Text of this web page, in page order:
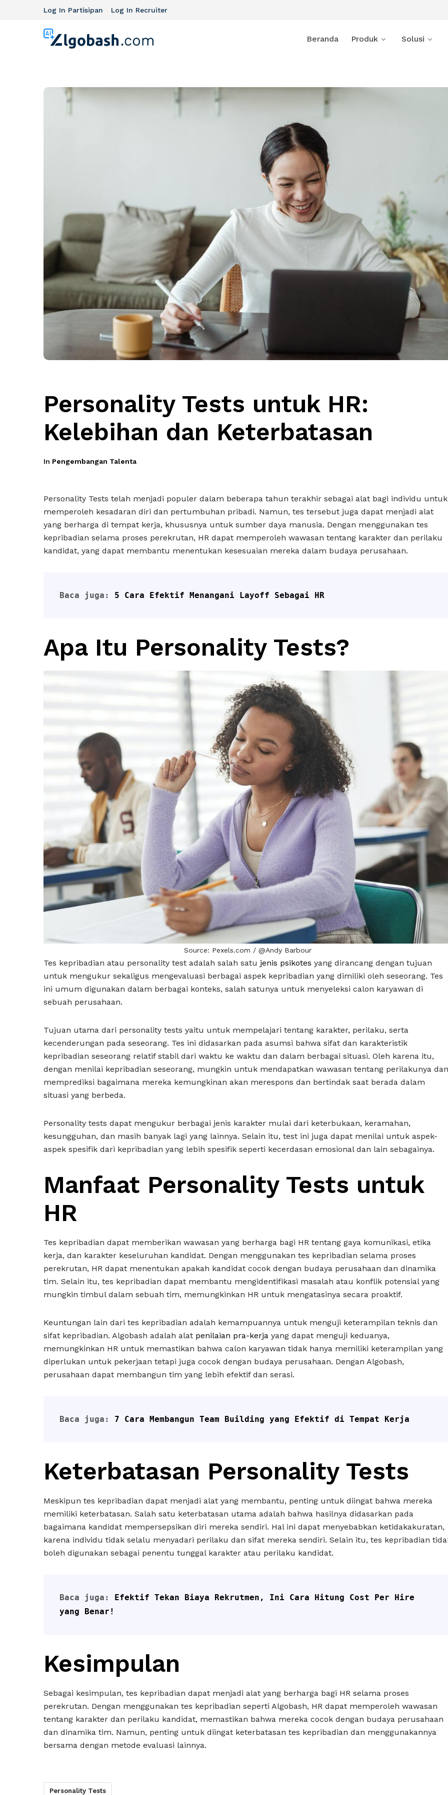
Log In Partisipan Log In Recruiter
Beranda Produk Solusi
Personality Tests untuk HR:
Kelebihan dan Keterbatasan
In Pengembangan Talenta
Personality Tests telah menjadi populer dalam beberapa tahun terakhir sebagai alat bagi individu untuk
memperoleh kesadaran diri dan pertumbuhan pribadi. Namun, tes tersebut juga dapat menjadi alat
yang berharga di tempat kerja, khususnya untuk sumber daya manusia. Dengan menggunakan tes
kepribadian selama proses perekrutan, HR dapat memperoleh wawasan tentang karakter dan perilaku
kandidat, yang dapat membantu menentukan kesesuaian mereka dalam budaya perusahaan.
Baca juga: 5 Cara Efektif Menangani Layoff Sebagai HR
Apa Itu Personality Tests?
Source: Pexels.com / @Andy Barbour
Tes kepribadian atau personality test adalah salah satu jenis psikotes yang dirancang dengan tujuan
untuk mengukur sekaligus mengevaluasi berbagai aspek kepribadian yang dimiliki oleh seseorang. Tes
ini umum digunakan dalam berbagai konteks, salah satunya untuk menyeleksi calon karyawan di
sebuah perusahaan.
Tujuan utama dari personality tests yaitu untuk mempelajari tentang karakter, perilaku, serta
kecenderungan pada seseorang. Tes ini didasarkan pada asumsi bahwa sifat dan karakteristik
kepribadian seseorang relatif stabil dari waktu ke waktu dan dalam berbagai situasi. Oleh karena itu,
dengan menilai kepribadian seseorang, mungkin untuk mendapatkan wawasan tentang perilakunya dan
memprediksi bagaimana mereka kemungkinan akan merespons dan bertindak saat berada dalam
situasi yang berbeda.
Personality tests dapat mengukur berbagai jenis karakter mulai dari keterbukaan, keramahan,
kesungguhan, dan masih banyak lagi yang lainnya. Selain itu, test ini juga dapat menilai untuk aspek-
aspek spesifik dari kepribadian yang lebih spesifik seperti kecerdasan emosional dan lain sebagainya.
Manfaat Personality Tests untuk
HR
Tes kepribadian dapat memberikan wawasan yang berharga bagi HR tentang gaya komunikasi, etika
kerja, dan karakter keseluruhan kandidat. Dengan menggunakan tes kepribadian selama proses
perekrutan, HR dapat menentukan apakah kandidat cocok dengan budaya perusahaan dan dinamika
tim. Selain itu, tes kepribadian dapat membantu mengidentifikasi masalah atau konflik potensial yang
mungkin timbul dalam sebuah tim, memungkinkan HR untuk mengatasinya secara proaktif.
Keuntungan lain dari tes kepribadian adalah kemampuannya untuk menguji keterampilan teknis dan
sifat kepribadian. Algobash adalah alat penilaian pra-kerja yang dapat menguji keduanya,
memungkinkan HR untuk memastikan bahwa calon karyawan tidak hanya memiliki keterampilan yang
diperlukan untuk pekerjaan tetapi juga cocok dengan budaya perusahaan. Dengan Algobash,
perusahaan dapat membangun tim yang lebih efektif dan serasi.
Baca juga: 7 Cara Membangun Team Building yang Efektif di Tempat Kerja
Keterbatasan Personality Tests
Meskipun tes kepribadian dapat menjadi alat yang membantu, penting untuk diingat bahwa mereka
memiliki keterbatasan. Salah satu keterbatasan utama adalah bahwa hasilnya didasarkan pada
bagaimana kandidat mempersepsikan diri mereka sendiri. Hal ini dapat menyebabkan ketidakakuratan,
karena individu tidak selalu menyadari perilaku dan sifat mereka sendiri. Selain itu, tes kepribadian
boleh digunakan sebagai penentu tunggal karakter atau perilaku kandidat.
Baca juga: Efektif Tekan Biaya Rekrutmen, Ini Cara Hitung Cost Per Hire
yang Benar!
Kesimpulan
Sebagai kesimpulan, tes kepribadian dapat menjadi alat yang berharga bagi HR selama proses
perekrutan. Dengan menggunakan tes kepribadian seperti Algobash, HR dapat memperoleh wawasan
tentang karakter dan perilaku kandidat, memastikan bahwa mereka cocok dengan budaya perusahaan
dan dinamika tim. Namun, penting untuk diingat keterbatasan tes kepribadian dan menggunakannya
bersama dengan metode evaluasi lainnya.
Personality Tests